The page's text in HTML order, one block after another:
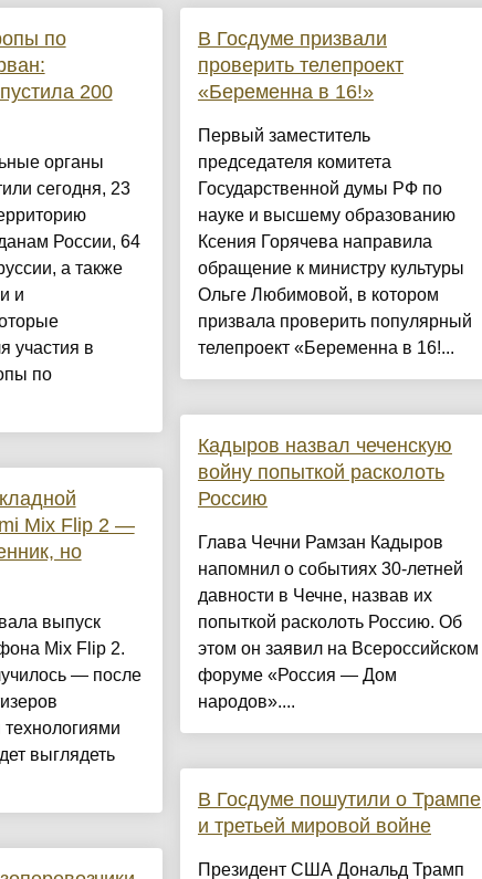
по
200
органы
сегодня, 23
России, 64
а также
и
участия в
по
Mix Flip 2 —
но
выпуск
Mix Flip 2.
— после
выглядеть
В Госдуме призвали
проверить телепроект
«Беременна в 16!»
Первый заместитель
председателя комитета
Государственной думы РФ по
науке и высшему образованию
Ксения Горячева направила
обращение к министру культуры
Ольге Любимовой, в котором
призвала проверить популярный
телепроект «Беременна в 16!...
Кадыров назвал чеченскую
войну попыткой расколоть
Россию
Глава Чечни Рамзан Кадыров
напомнил о событиях 30-летней
давности в Чечне, назвав их
попыткой расколоть Россию. Об
этом он заявил на Всероссийском
форуме «Россия — Дом
народов»....
В Госдуме пошутили о Трампе
и третьей мировой войне
Президент США Дональд Трамп